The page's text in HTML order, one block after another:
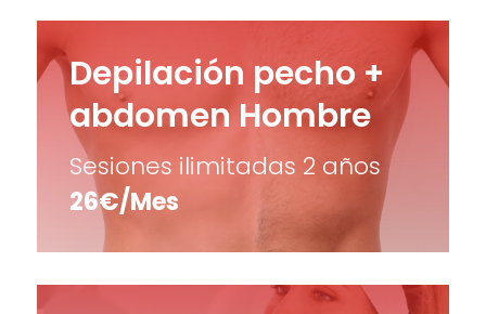
Depilación pecho +
abdomen Hombre
Sesiones ilimitadas 2 años
26€/Mes